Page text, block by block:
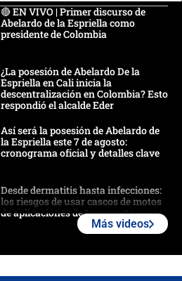
🔴 EN VIVO | Primer discurso de
Abelardo de la Espriella como
presidente de Colombia
¿La posesión de Abelardo De la
Espriella en Cali inicia la
descentralización en Colombia? Esto
respondió el alcalde Eder
Así será la posesión de Abelardo de
la Espriella este 7 de agosto:
cronograma oficial y detalles clave
Desde dermatitis hasta infecciones:
los riesgos de usar cascos de motos
de aplicaciones de transporte
Más videos